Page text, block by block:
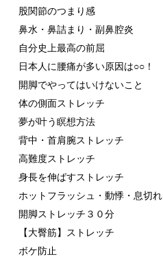
股関節のつまり感
鼻水・鼻詰まり・副鼻腔炎
自分史上最高の前屈
日本人に腰痛が多い原因は○○！
開脚でやってはいけないこと
体の側面ストレッチ
夢が叶う瞑想方法
背中・首肩腕ストレッチ
高難度ストレッチ
身長を伸ばすストレッチ
ホットフラッシュ・動悸・息切れ
開脚ストレッチ３０分
【大臀筋】ストレッチ
ボケ防止